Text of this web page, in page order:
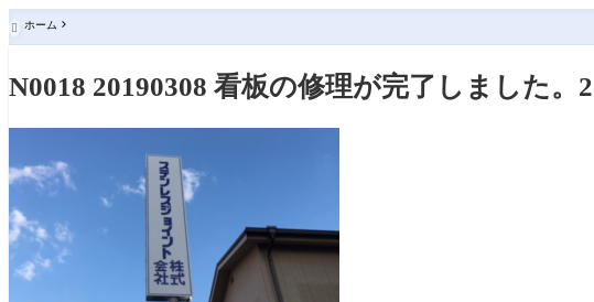
 ホーム
N0018 20190308 看板の修理が完了しました。2